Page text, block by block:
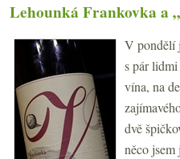
Lehounká Frankovka a
V pondělí
s pár
vína, na
dvě
něco jsem